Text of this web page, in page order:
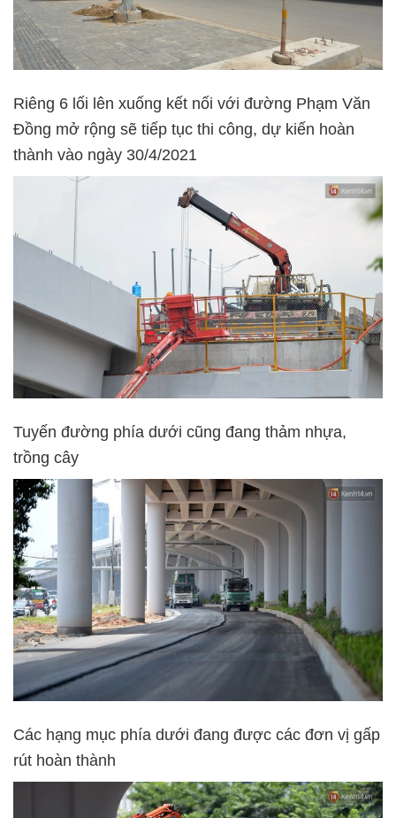
Riêng 6 lối lên xuống kết nối với đường Phạm Văn
Đồng mở rộng sẽ tiếp tục thi công, dự kiến hoàn
thành vào ngày 30/4/2021
Tuyến đường phía dưới cũng đang thảm nhựa,
trồng cây
Các hạng mục phía dưới đang được các đơn vị gấp
rút hoàn thành